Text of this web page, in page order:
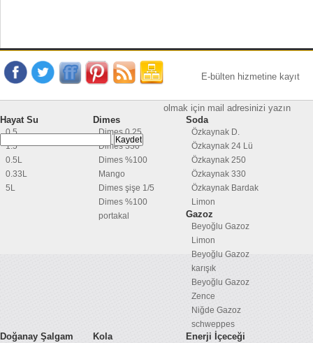
E-bülten hizmetine kayıt
olmak için mail adresinizi yazın
Hayat Su
0.5
1.5
0.5L
0.33L
5L
Dimes
Dimes 0,25
Dimes 330
Dimes %100
Mango
Dimes şişe 1/5
Dimes %100
portakal
Soda
Özkaynak D.
Özkaynak 24 Lü
Özkaynak 250
Özkaynak 330
Özkaynak Bardak
Limon
Gazoz
Beyoğlu Gazoz
Limon
Beyoğlu Gazoz
karışık
Beyoğlu Gazoz
Zence
Niğde Gazoz
schweppes
Doğanay Şalgam Kola Enerji İçeceği